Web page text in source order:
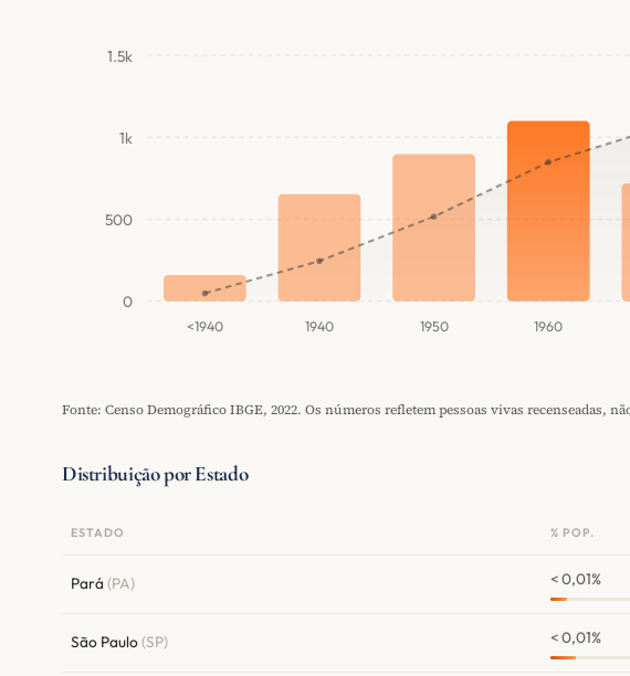
0
500
1k
1.5k
<1940 1940 1950 1960
Fonte: Censo Demográfico IBGE, 2022. Os números refletem pessoas vivas recenseadas,
Distribuição por Estado
ESTADO % POP.
Pará (PA) < 0,01%
São Paulo(SP) < 0,01%